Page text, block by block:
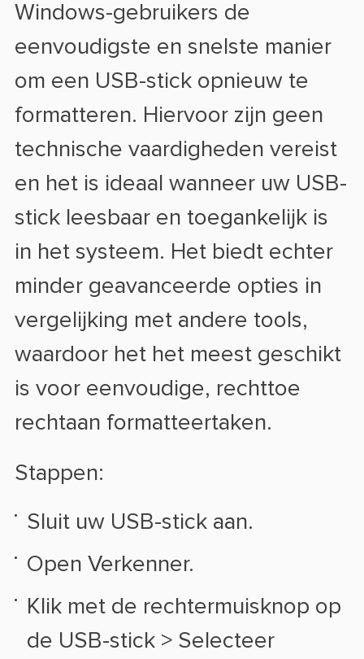
Windows-gebruikers de
eenvoudigste en snelste manier
om een USB-stick opnieuw te
formatteren. Hiervoor zijn geen
technische vaardigheden vereist
en het is ideaal wanneer uw USB-
stick leesbaar en toegankelijk is
in het systeem. Het biedt echter
minder geavanceerde opties in
vergelijking met andere tools,
waardoor het het meest geschikt
is voor eenvoudige, rechttoe
rechtaan formatteertaken.
Stappen:
Sluit uw USB-stick aan.
Open Verkenner.
Klik met de rechtermuisknop op
de USB-stick > Selecteer